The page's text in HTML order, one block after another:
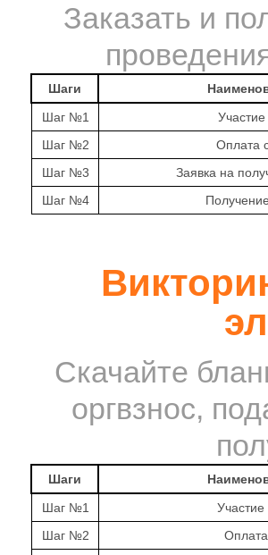
Заказать и
Шаги
Шаг №1
Участие
Шаг №2
Оплата
Шаг №3
Заявка на
Шаг №4
Скачайте
оргвзнос,
Шаги
Шаг №1
Участие
Шаг №2
Оплата